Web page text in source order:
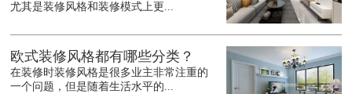
尤其是装修风格和装修模式上更...
欧式装修风格都有哪些分类？
在装修时装修风格是很多业主非常注重的
一个问题，但是随着生活水平的...